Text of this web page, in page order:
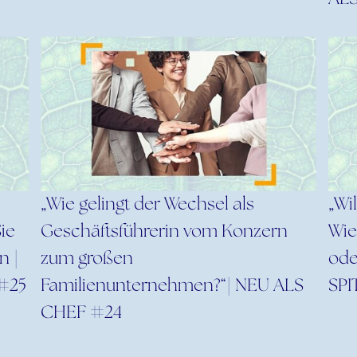
|
„Wie gelingt der Wechsel als
Geschäftsführerin vom Konzern
zum großen
Familienunternehmen?“| NEU ALS
CHEF #24